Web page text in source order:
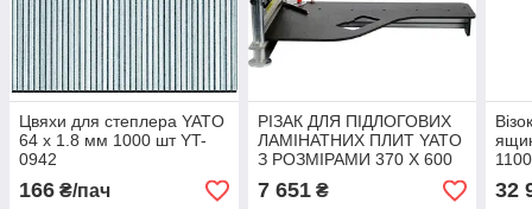
Цвяхи для степлера YATO
64 х 1.8 мм 1000 шт YT-
0942
166 ₴/пач
РІЗАК ДЛЯ ПІДЛОГОВИХ
ЛАМІНАТНИХ ПЛИТ YATO
З РОЗМІРАМИ 370 Х 600
ММ, ТОВЩ.- 16 ММ YT-
37311
7 651₴
YT-
32